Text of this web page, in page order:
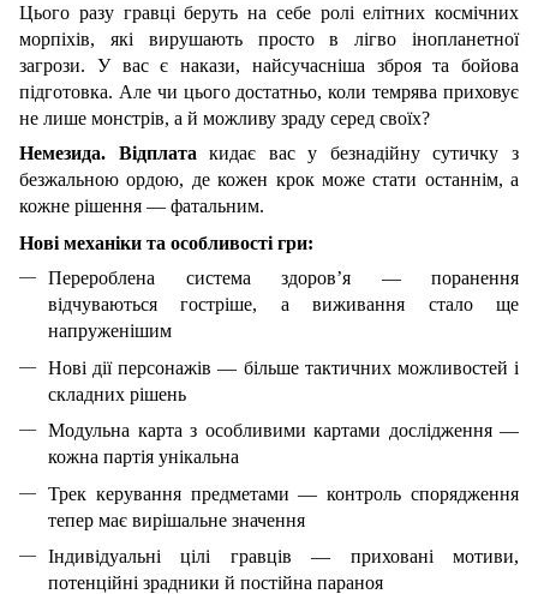
Цього разу гравці беруть на себе ролі елітних космічних
морпіхів, які вирушають просто в лігво інопланетної
загрози. У вас є накази, найсучасніша зброя та бойова
підготовка. Але чи цього достатньо, коли темрява приховує
не лише монстрів, а й можливу зраду серед своїх?
Немезида. Відплата кидає вас у безнадійну сутичку з
безжальною ордою, де кожен крок може стати останнім, а
кожне рішення — фатальним.
Нові механіки та особливості гри:
Перероблена система здоров’я — поранення
відчуваються гостріше, а виживання стало ще
напруженішим
Нові дії персонажів — більше тактичних можливостей і
складних рішень
Модульна карта з особливими картами дослідження —
кожна партія унікальна
Трек керування предметами — контроль спорядження
тепер має вирішальне значення
Індивідуальні цілі гравців — приховані мотиви,
потенційні зрадники й постійна параноя